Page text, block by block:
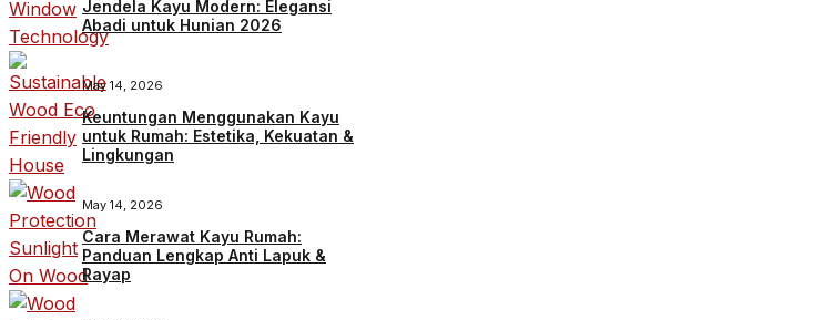
Jendela Kayu Modern: Elegansi
Abadi untuk Hunian 2026
May 14, 2026
Keuntungan Menggunakan Kayu
untuk Rumah: Estetika, Kekuatan &
Lingkungan
May 14, 2026
Cara Merawat Kayu Rumah:
Panduan Lengkap Anti Lapuk &
Rayap